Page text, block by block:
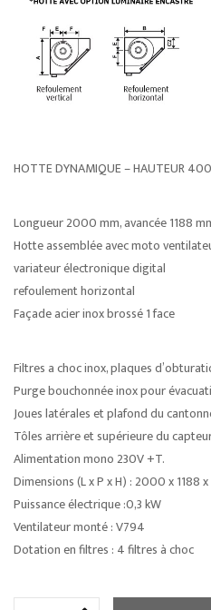
HOTTE DYNAMIQUE – HAUTEUR
Longueur 2000 mm, avancée 1188
Hotte assemblée avec moto
variateur électronique digital
refoulement horizontal
Façade acier inox brossé 1 face
Filtres a choc inox, plaques
Purge bouchonnée inox pour
Joues latérales et plafond du
Tôles arrière et supérieure du
Alimentation mono 230V +T.
Dimensions (L x P x H) : 2000 x 1188
Puissance électrique :0,3 kW
Ventilateur monté : V794
Dotation en filtres : 4 filtres à choc